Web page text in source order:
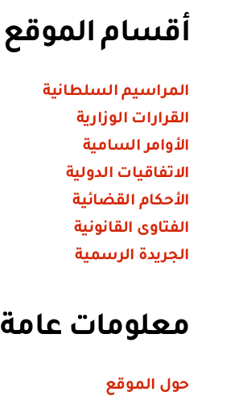
أقسام الموقع
المراسيم السلطانية
القرارات الوزارية
الأوامر السامية
الاتفاقيات الدولية
الأحكام القضائية
الفتاوى القانونية
الجريدة الرسمية
معلومات عامة
حول الموقع